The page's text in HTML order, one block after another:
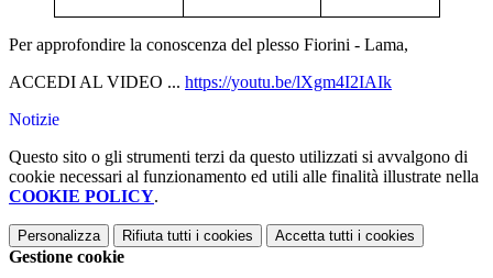
Per approfondire la conoscenza del plesso Fiorini - Lama,
ACCEDI AL VIDEO ... https://youtu.be/lXgm4I2IAIk
Notizie
Questo sito o gli strumenti terzi da questo utilizzati si avvalgono di
cookie necessari al funzionamento ed utili alle finalità illustrate nella
COOKIE POLICY.
Personalizza Rifiuta tutti i cookies Accetta tutti i cookies
Gestione cookie